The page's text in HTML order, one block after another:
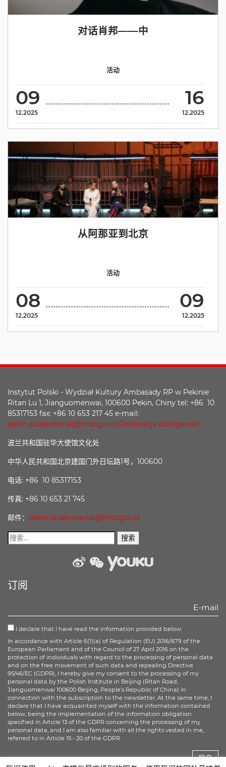
对话肖邦——中
09
12.2025
16
12.2025
活动
从阿那亚到北京
08
12.2025
09
12.2025
活动
Instytut Polski - Wydział Kultury Ambasady RP w Pekinie
Ritan Lu 1, Jianguomenwai, 100600 Pekin, Chiny tel: +86 10
85317153 fax: +86 10 653 217 45 e-mail:
pekin.ip.sekretariat@msz.gov.plDeklaracja dostępności
波兰共和国驻华大使馆文化处
中华人民共和国北京建国门外日坛路1号，100600
电话: +86 10 85317153
传真: +86 10 653 21 745
邮件： pekin.ip.sekretariat@msz.gov.pl
订阅
I declare that I have read the information provided below:
In accordance with Article 6(1)(a) of Regulation (EU) 2016/679 of the
European Parliament and of the Council of 27 April 2016 on the
protection of individuals with regard to the processing of personal data
and on the free movement of such data and repealing Directive
95/46/EC (GDPR), I hereby give my consent to the processing of my
personal data by the Polish Institute in Beijing (Ritan Road,
Jianguomenwai 100600 Beijing, People’s Republic of China) in
connection with the subscription to the newsletter. At the same time, I
declare that I have acquainted myself with the information contained
below, being the implementation of the information obligation
specified in Article 13 of the GDPR concerning the processing of my
personal data, and I am also familiar with all the rights vested in me,
referred to in Article 15 - 20 of the GDPR.
报名